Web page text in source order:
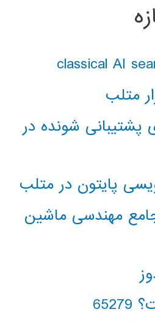
متلب
شونده در
پایتون در متلب
مهندسی ماشین